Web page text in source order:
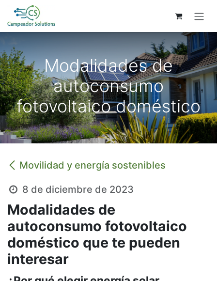
Ir al contenido
Modalidades de
autoconsumo
fotovoltaico doméstico
Movilidad y energía sostenibles
8 de diciembre de 2023
Modalidades de
autoconsumo fotovoltaico
doméstico que te pueden
interesar